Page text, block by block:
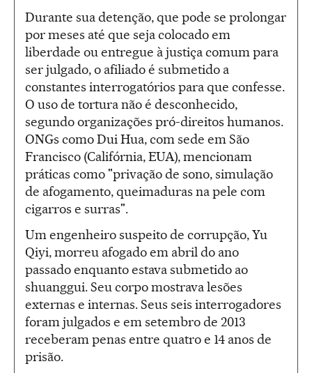
Durante sua detenção, que pode se prolongar
por meses até que seja colocado em
liberdade ou entregue à justiça comum para
ser julgado, o afiliado é submetido a
constantes interrogatórios para que confesse.
O uso de tortura não é desconhecido,
segundo organizações pró-direitos humanos.
ONGs como Dui Hua, com sede em São
Francisco (Califórnia, EUA), mencionam
práticas como "privação de sono, simulação
de afogamento, queimaduras na pele com
cigarros e surras".
Um engenheiro suspeito de corrupção, Yu
Qiyi, morreu afogado em abril do ano
passado enquanto estava submetido ao
shuanggui. Seu corpo mostrava lesões
externas e internas. Seus seis interrogadores
foram julgados e em setembro de 2013
receberam penas entre quatro e 14 anos de
prisão.